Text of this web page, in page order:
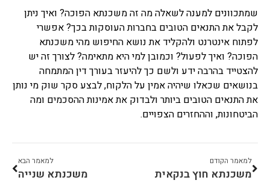
נכס מבצעים לקיחת משכנתא
בגובה מסוים מהסיבה בדרך
כלל שאין בידנו את כל הסכום
בעבור הנכס הרצוי, לעתים
בעוד אנו גרים בדירה שנרכשה
ויש עליה הלוואה אנו
מעוניינים לבצע שיפור בתנאי
המשכנתא מהסיבות של שינויי
בשם מחזור משכנתא ומטרתו
שמתכוונים למענה לשאלה מה זה משכנתא הפוכה? ואיך ניתן
לקבל את התנאים הטובים בחברות העוסקות בכך? אפשרי
לפתוח אינטרנט ולהקליד את נושא החיפוש מהי משכנתא
הפוכה? ואיך לפעול? וכמובן למי היא מתאימה? לצורך זה יש
להצטייד בהרבה ידע ולשם כך להיעזר בעורך דין המתמחה
בנושאים שכאלו שיהיה אמין על הלקוח, לבצע סקר שוק מי נותן
את התנאים הטובים ביותר ולבדוק את אמינות ההסכמים ומה
הביטחונות, וההחזרים הצפויים.
למאמר הקודם
משכנתא חוץ בנקאית
למאמר הבא
משכנתא שנייה